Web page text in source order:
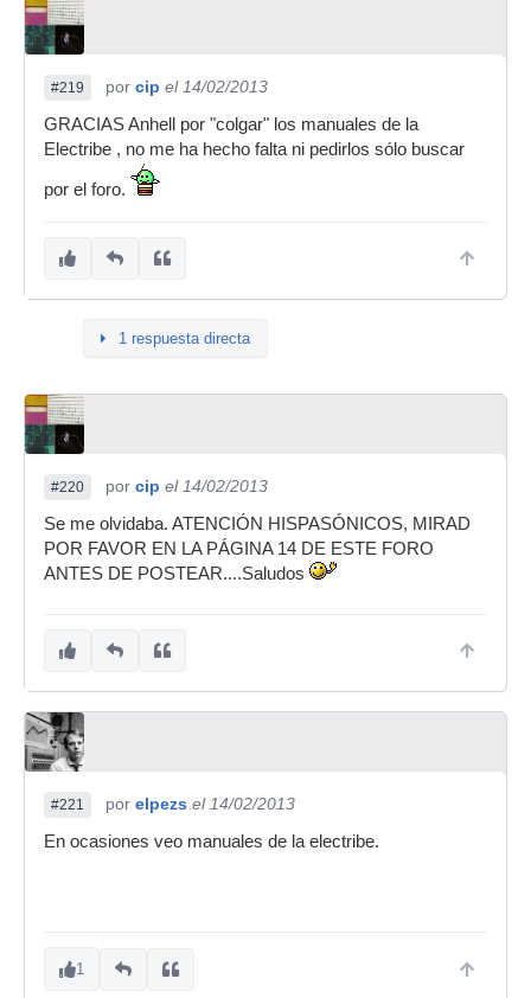
#219 por cip el 14/02/2013
GRACIAS Anhell por "colgar" los manuales de la
Electribe , no me ha hecho falta ni pedirlos sólo buscar
por el foro.
1 respuesta directa
#220 por cip el 14/02/2013
Se me olvidaba. ATENCIÓN HISPASÓNICOS, MIRAD
POR FAVOR EN LA PÁGINA 14 DE ESTE FORO
ANTES DE POSTEAR....Saludos
#221 por elpezs el 14/02/2013
En ocasiones veo manuales de la electribe.
1